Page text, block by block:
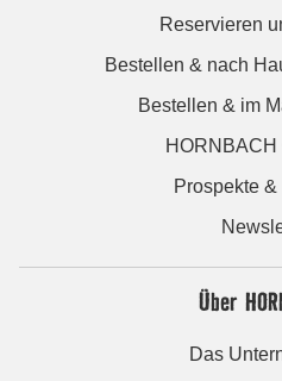
Reservieren
Bestellen & nach
Bestellen & im
HORNBACH
Prospekte
Über
Das